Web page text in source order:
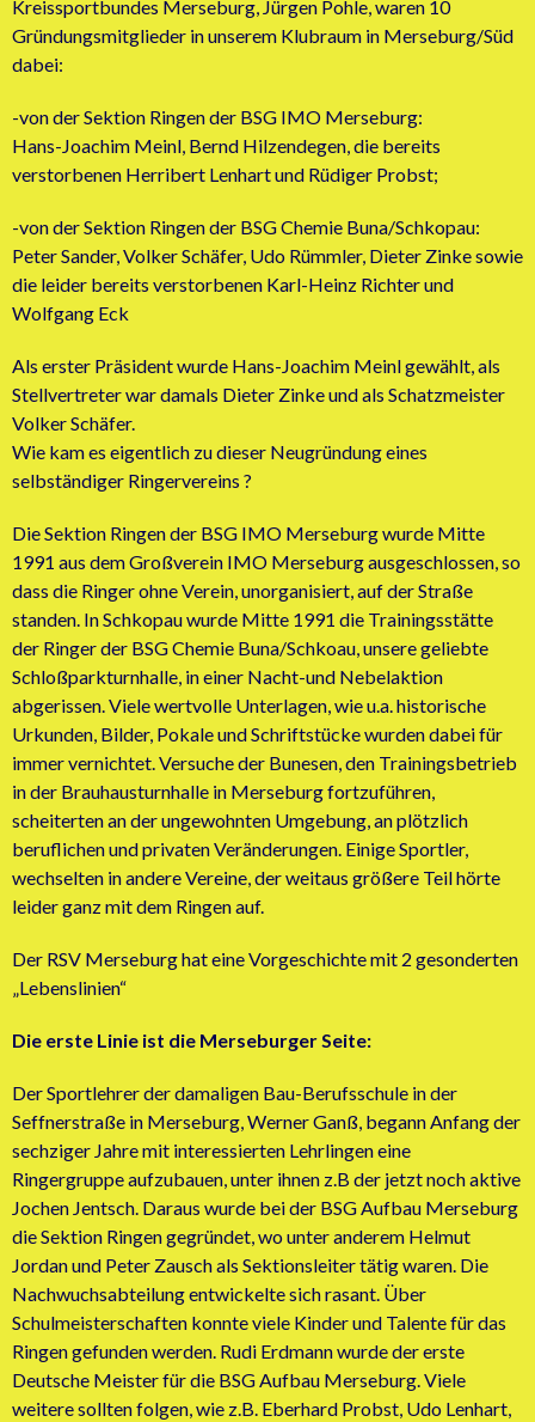
Kreissportbundes Merseburg, Jürgen Pohle, waren 10
Gründungsmitglieder in unserem Klubraum in Merseburg/Süd
dabei:
-von der Sektion Ringen der BSG IMO Merseburg:
Hans-Joachim Meinl, Bernd Hilzendegen, die bereits
verstorbenen Herribert Lenhart und Rüdiger Probst;
-von der Sektion Ringen der BSG Chemie Buna/Schkopau:
Peter Sander, Volker Schäfer, Udo Rümmler, Dieter Zinke sowie
die leider bereits verstorbenen Karl-Heinz Richter und
Wolfgang Eck
Als erster Präsident wurde Hans-Joachim Meinl gewählt, als
Stellvertreter war damals Dieter Zinke und als Schatzmeister
Volker Schäfer.
Wie kam es eigentlich zu dieser Neugründung eines
selbständiger Ringervereins ?
Die Sektion Ringen der BSG IMO Merseburg wurde Mitte
1991 aus dem Großverein IMO Merseburg ausgeschlossen, so
dass die Ringer ohne Verein, unorganisiert, auf der Straße
standen. In Schkopau wurde Mitte 1991 die Trainingsstätte
der Ringer der BSG Chemie Buna/Schkoau, unsere geliebte
Schloßparkturnhalle, in einer Nacht-und Nebelaktion
abgerissen. Viele wertvolle Unterlagen, wie u.a. historische
Urkunden, Bilder, Pokale und Schriftstücke wurden dabei für
immer vernichtet. Versuche der Bunesen, den Trainingsbetrieb
in der Brauhausturnhalle in Merseburg fortzuführen,
scheiterten an der ungewohnten Umgebung, an plötzlich
beruflichen und privaten Veränderungen. Einige Sportler,
wechselten in andere Vereine, der weitaus größere Teil hörte
leider ganz mit dem Ringen auf.
Der RSV Merseburg hat eine Vorgeschichte mit 2 gesonderten
„Lebenslinien“
Die erste Linie ist die Merseburger Seite:
Der Sportlehrer der damaligen Bau-Berufsschule in der
Seffnerstraße in Merseburg, Werner Ganß, begann Anfang der
sechziger Jahre mit interessierten Lehrlingen eine
Ringergruppe aufzubauen, unter ihnen z.B der jetzt noch aktive
Jochen Jentsch. Daraus wurde bei der BSG Aufbau Merseburg
die Sektion Ringen gegründet, wo unter anderem Helmut
Jordan und Peter Zausch als Sektionsleiter tätig waren. Die
Nachwuchsabteilung entwickelte sich rasant. Über
Schulmeisterschaften konnte viele Kinder und Talente für das
Ringen gefunden werden. Rudi Erdmann wurde der erste
Deutsche Meister für die BSG Aufbau Merseburg. Viele
weitere sollten folgen, wie z.B. Eberhard Probst, Udo Lenhart,